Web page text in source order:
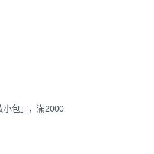
小包」，滿2000